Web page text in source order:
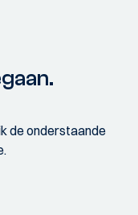
de onderstaande